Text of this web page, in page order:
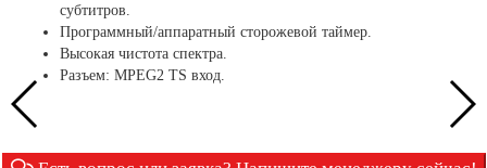
субтитров.
Программный/аппаратный сторожевой таймер.
Высокая чистота спектра.
Разъем: MPEG2 TS вход.